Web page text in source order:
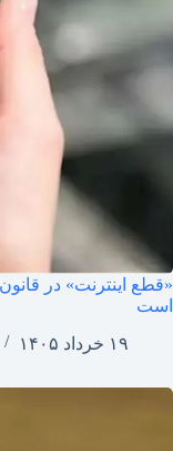
«قطع اینترنت» در
است
۱۹ خرداد ۱۴۰۵